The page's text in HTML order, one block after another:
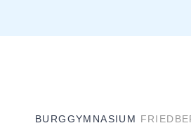
BURGGYMNASIUM